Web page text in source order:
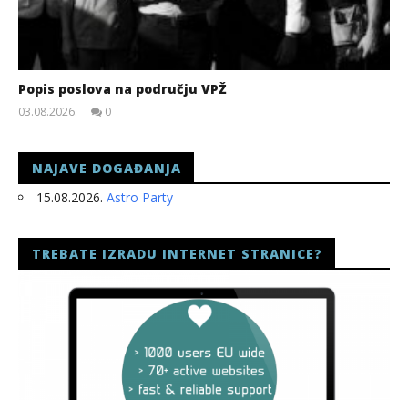
Popis poslova na području VPŽ
03.08.2026.
0
NAJAVE DOGAĐANJA
15.08.2026. Astro Party
TREBATE IZRADU INTERNET STRANICE?